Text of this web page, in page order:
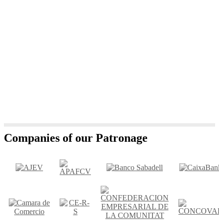
Companies of our Patronage